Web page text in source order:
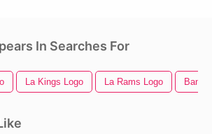
In Searches For
La Kings Logo La Rams Logo